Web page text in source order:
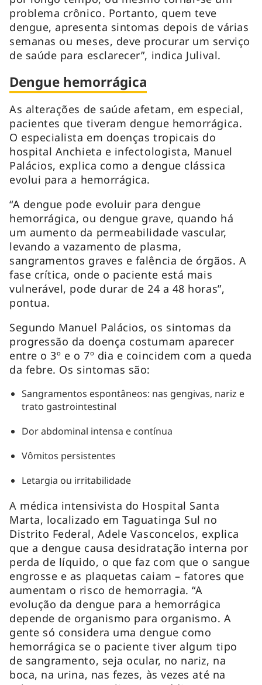
problema crônico. Portanto, quem teve
dengue, apresenta sintomas depois de várias
semanas ou meses, deve procurar um serviço
de saúde para esclarecer”, indica Julival.
Dengue hemorrágica
As alterações de saúde afetam, em especial,
pacientes que tiveram dengue hemorrágica.
O especialista em doenças tropicais do
hospital Anchieta e infectologista, Manuel
Palácios, explica como a dengue clássica
evolui para a hemorrágica.
“A dengue pode evoluir para dengue
hemorrágica, ou dengue grave, quando há
um aumento da permeabilidade vascular,
levando a vazamento de plasma,
sangramentos graves e falência de órgãos. A
fase crítica, onde o paciente está mais
vulnerável, pode durar de 24 a 48 horas”,
pontua.
Segundo Manuel Palácios, os sintomas da
progressão da doença costumam aparecer
entre o 3º e o 7º dia e coincidem com a queda
da febre. Os sintomas são:
Sangramentos espontâneos: nas gengivas, nariz e
trato gastrointestinal
Dor abdominal intensa e contínua
Vômitos persistentes
Letargia ou irritabilidade
A médica intensivista do Hospital Santa
Marta, localizado em Taguatinga Sul no
Distrito Federal, Adele Vasconcelos, explica
que a dengue causa desidratação interna por
perda de líquido, o que faz com que o sangue
engrosse e as plaquetas caiam – fatores que
aumentam o risco de hemorragia. “A
evolução da dengue para a hemorrágica
depende de organismo para organismo. A
gente só considera uma dengue como
hemorrágica se o paciente tiver algum tipo
de sangramento, seja ocular, no nariz, na
boca, na urina, nas fezes, às vezes até na